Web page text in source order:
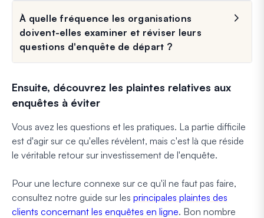
À quelle fréquence les organisations
doivent-elles examiner et réviser leurs
questions d'enquête de départ ?
Ensuite, découvrez les plaintes relatives aux
enquêtes à éviter
Vous avez les questions et les pratiques. La partie difficile
est d'agir sur ce qu'elles révèlent, mais c'est là que réside
le véritable retour sur investissement de l'enquête.
Pour une lecture connexe sur ce qu'il ne faut pas faire,
consultez notre guide sur les principales plaintes des
clients concernant les enquêtes en ligne. Bon nombre